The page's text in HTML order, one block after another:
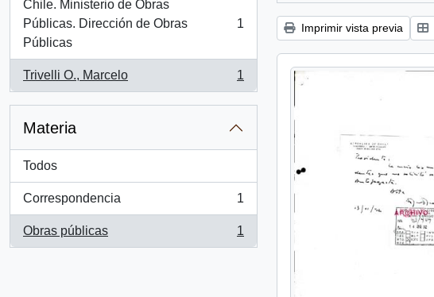
Chile. Ministerio de Obras
Públicas. Dirección de Obras
Públicas
, 1 resultados
1
Trivelli O., Marcelo
, 1 resultados
1
Materia
Todos
Correspondencia
, 1 resultados
1
Obras públicas
, 1 resultados
1
Imprimir vista previa